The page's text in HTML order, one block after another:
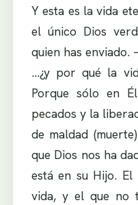
Y esta es la vida
el único Dios
quien has enviado.
…¿y por qué la
Porque sólo en
pecados y la
de maldad
que Dios nos ha
está en su Hijo.
vida, y el que no